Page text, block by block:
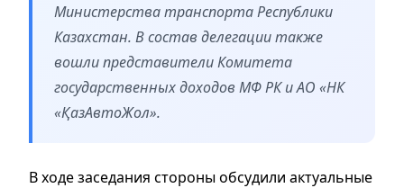
Министерства транспорта Республики
Казахстан. В состав делегации также
вошли представители Комитета
государственных доходов МФ РК и АО «НК
«ҚазАвтоЖол».
В ходе заседания стороны обсудили актуальные